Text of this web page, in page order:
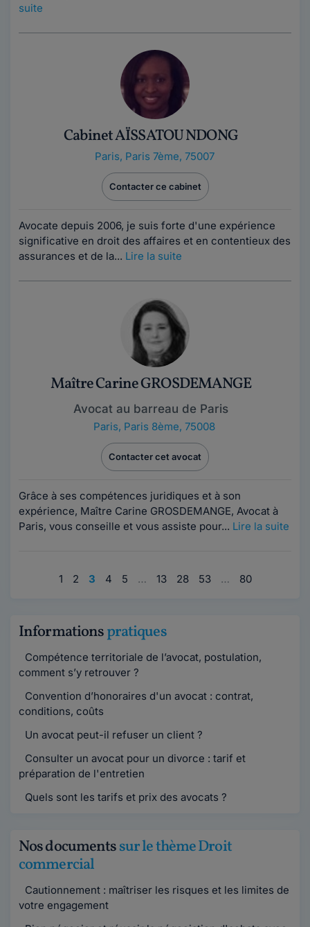
suite
Cabinet AÏSSATOU NDONG
Paris, Paris 7ème, 75007
Contacter ce cabinet
Avocate depuis 2006, je suis forte d'une expérience
significative en droit des affaires et en contentieux des
assurances et de la... Lire la suite
Maître Carine GROSDEMANGE
Avocat au barreau de Paris
Paris, Paris 8ème, 75008
Contacter cet avocat
Grâce à ses compétences juridiques et à son
expérience, Maître Carine GROSDEMANGE, Avocat à
Paris, vous conseille et vous assiste pour... Lire la suite
1 2 3 4 5 … 13 28 53 … 80
Informationspratiques
Compétence territoriale de l’avocat, postulation,
comment s’y retrouver ?
Convention d’honoraires d'un avocat : contrat,
conditions, coûts
Un avocat peut-il refuser un client ?
Consulter un avocat pour un divorce : tarif et
préparation de l'entretien
Quels sont les tarifs et prix des avocats ?
Nos documentssur le thème Droit
commercial
Cautionnement : maîtriser les risques et les limites de
votre engagement